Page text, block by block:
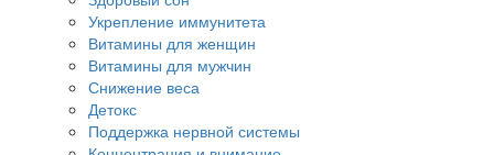
Укрепление иммунитета
Витамины для женщин
Витамины для мужчин
Снижение веса
Детокс
Поддержка нервной системы